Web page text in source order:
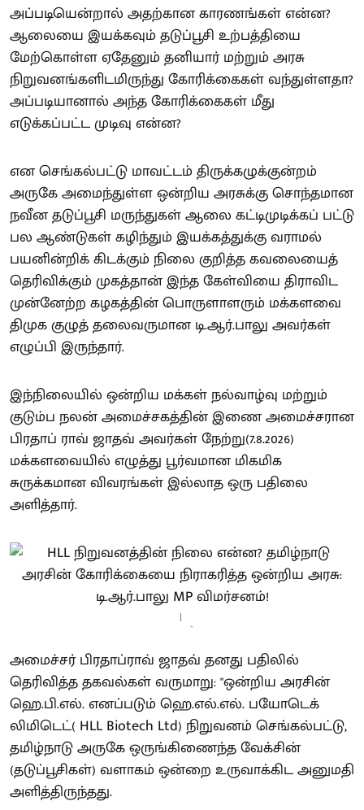
அப்படியென்றால் அதற்கான காரணங்கள் என்ன?
ஆலையை இயக்கவும் தடுப்பூசி உற்பத்தியை
மேற்கொள்ள ஏதேனும் தனியார் மற்றும் அரசு
நிறுவனங்களிடமிருந்து கோரிக்கைகள் வந்துள்ளதா?
அப்படியானால் அந்த கோரிக்கைகள் மீது
எடுக்கப்பட்ட முடிவு என்ன?
என செங்கல்பட்டு மாவட்டம் திருக்கழுக்குன்றம்
அருகே அமைந்துள்ள ஒன்றிய அரசுக்கு சொந்தமான
நவீன தடுப்பூசி மருந்துகள் ஆலை கட்டிமுடிக்கப் பட்டு
பல ஆண்டுகள் கழிந்தும் இயக்கத்துக்கு வராமல்
பயனின்றிக் கிடக்கும் நிலை குறித்த கவலையைத்
தெரிவிக்கும் முகத்தான் இந்த கேள்வியை திராவிட
முன்னேற்ற கழகத்தின் பொருளாளரும் மக்களவை
திமுக குழுத் தலைவருமான டி.ஆர்.பாலு அவர்கள்
எழுப்பி இருந்தார்.
இந்நிலையில் ஒன்றிய மக்கள் நல்வாழ்வு மற்றும்
குடும்ப நலன் அமைச்சகத்தின் இணை அமைச்சரான
பிரதாப் ராவ் ஜாதவ் அவர்கள் நேற்று(7.8.2026)
மக்களவையில் எழுத்து பூர்வமான மிகமிக
சுருக்கமான விவரங்கள் இல்லாத ஒரு பதிலை
அளித்தார்.
-
அமைச்சர் பிரதாப்ராவ் ஜாதவ் தனது பதிலில்
தெரிவித்த தகவல்கள் வருமாறு: "ஒன்றிய அரசின்
ஹெ.பி.எல். எனப்படும் ஹெ.எல்.எல். பயோடெக்
லிமிடெட்( HLL Biotech Ltd) நிறுவனம் செங்கல்பட்டு,
தமிழ்நாடு அருகே ஒருங்கிணைந்த வேக்சின்
(தடுப்பூசிகள்) வளாகம் ஒன்றை உருவாக்கிட அனுமதி
அளித்திருந்தது.